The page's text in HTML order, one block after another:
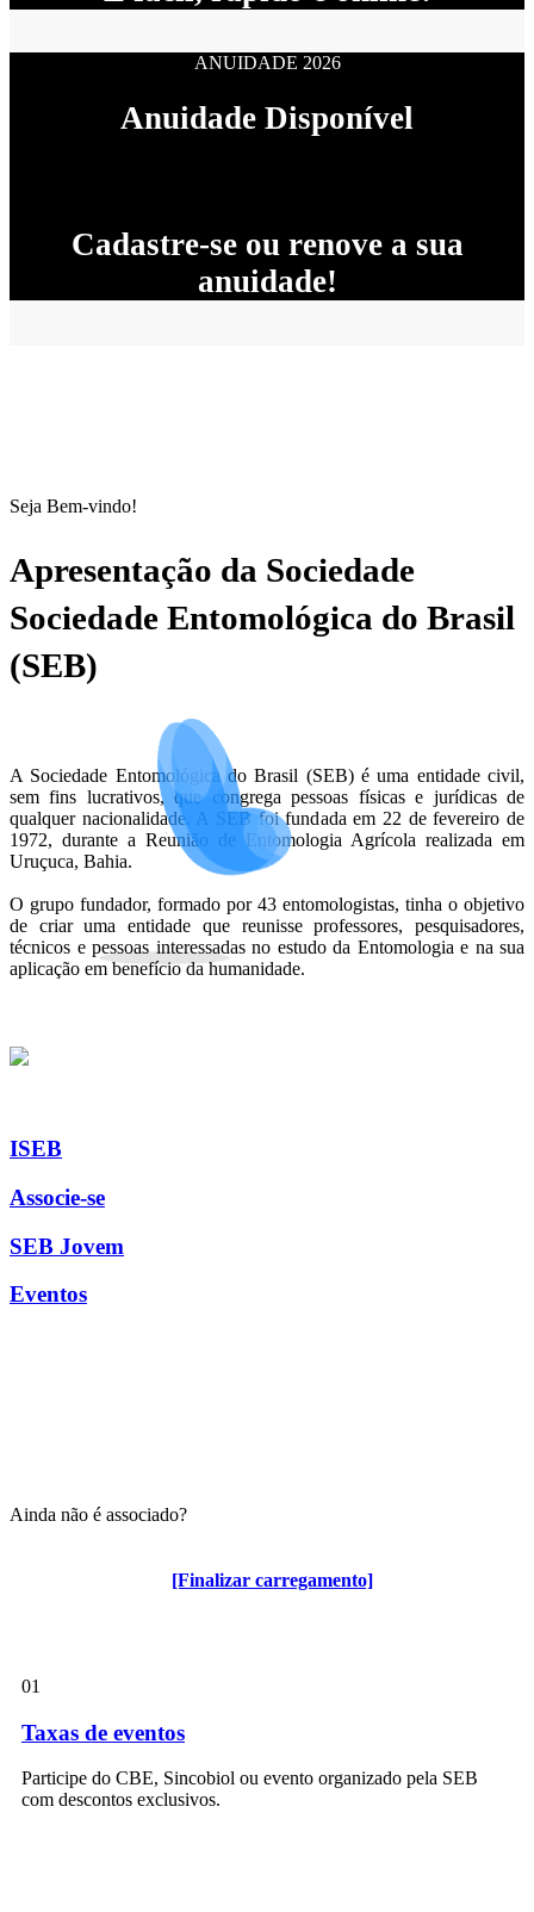
[Finalizar carregamento]
ANUIDADE 2026
Anuidade Disponível
Cadastre-se ou renove a sua
anuidade!
Seja Bem-vindo!
Apresentação da Sociedade
Sociedade Entomológica do Brasil
(SEB)
A Sociedade Entomológica do Brasil (SEB) é uma entidade civil,
sem fins lucrativos, que congrega pessoas físicas e jurídicas de
qualquer nacionalidade. A SEB foi fundada em 22 de fevereiro de
1972, durante a Reunião de Entomologia Agrícola realizada em
Uruçuca, Bahia.
O grupo fundador, formado por 43 entomologistas, tinha o objetivo
de criar uma entidade que reunisse professores, pesquisadores,
técnicos e pessoas interessadas no estudo da Entomologia e na sua
aplicação em benefício da humanidade.
ISEB
Associe-se
SEB Jovem
Eventos
Ainda não é associado?
Algumas vantagens para associados
01
Taxas de eventos
Participe do CBE, Sincobiol ou evento organizado pela SEB
com descontos exclusivos.